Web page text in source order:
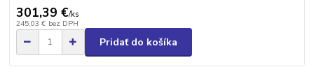
301,39 €/ks
245,03 € bez DPH
Pridať do košíka